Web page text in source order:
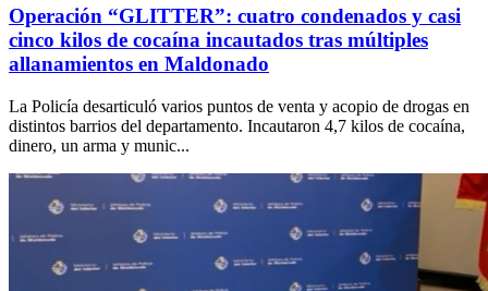
Operación “GLITTER”: cuatro condenados y casi
cinco kilos de cocaína incautados tras múltiples
allanamientos en Maldonado
La Policía desarticuló varios puntos de venta y acopio de drogas en
distintos barrios del departamento. Incautaron 4,7 kilos de cocaína,
dinero, un arma y munic...